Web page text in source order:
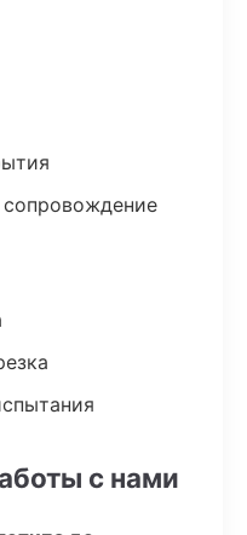
сопровождение
с нами